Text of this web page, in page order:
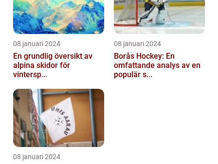
08 januari 2024
En grundlig översikt av
alpina skidor för
vintersp...
08 januari 2024
Borås Hockey: En
omfattande analys av en
populär s...
08 januari 2024